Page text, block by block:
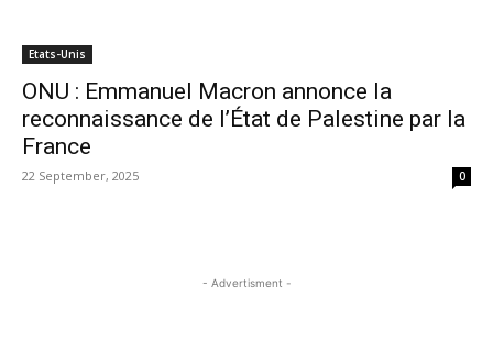
Etats-Unis
ONU : Emmanuel Macron annonce la
reconnaissance de l’État de Palestine par la
France
22 September, 2025 0
- Advertisment -